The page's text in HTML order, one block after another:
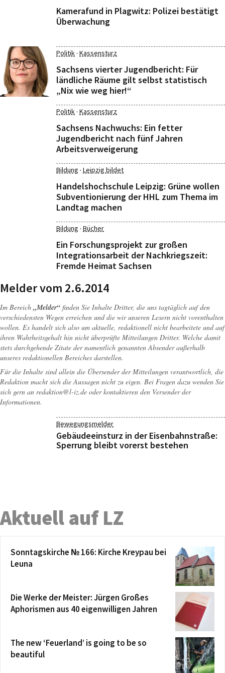
Kamerafund in Plagwitz: Polizei bestätigt
Überwachung
Politik· Kassensturz
Sachsens vierter Jugendbericht: Für
ländliche Räume gilt selbst statistisch
„Nix wie weg hier!“
Politik· Kassensturz
Sachsens Nachwuchs: Ein fetter
Jugendbericht nach fünf Jahren
Arbeitsverweigerung
Bildung · Leipzig bildet
Handelshochschule Leipzig: Grüne wollen
Subventionierung der HHL zum Thema im
Landtag machen
Bildung · Bücher
Ein Forschungsprojekt zur großen
Integrationsarbeit der Nachkriegszeit:
Fremde Heimat Sachsen
Melder vom 2.6.2014
Im Bereich „Melder“ finden Sie Inhalte Dritter, die uns tagtäglich auf den
verschiedensten Wegen erreichen und die wir unseren Lesern nicht vorenthalten
wollen. Es handelt sich also um aktuelle, redaktionell nicht bearbeitete und auf
ihren Wahrheitsgehalt hin nicht überprüfte Mitteilungen Dritter. Welche damit
stets durchgehende Zitate der namentlich genannten Absender außerhalb
unseres redaktionellen Bereiches darstellen.
Für die Inhalte sind allein die Übersender der Mitteilungen verantwortlich, die
Redaktion macht sich die Aussagen nicht zu eigen. Bei Fragen dazu wenden Sie
sich gern an redaktion@l-iz.de oder kontaktieren den Versender der
Informationen.
Bewegungsmelder
Gebäudeeinsturz in der Eisenbahnstraße:
Sperrung bleibt vorerst bestehen
Aktuell auf LZ
Sonntagskirche № 166: Kirche Kreypau bei
Leuna
Die Werke der Meister: Jürgen Großes
Aphorismen aus 40 eigenwilligen Jahren
The new ‘Feuerland’ is going to be so
beautiful